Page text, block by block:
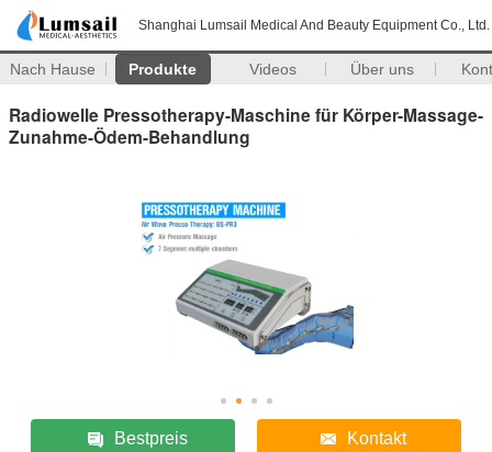
Shanghai Lumsail Medical And Beauty Equipment Co., Ltd.
Nach Hause Produkte Videos Über uns
Radiowelle Pressotherapy-Maschine für Körper-Massage-
Zunahme-Ödem-Behandlung
Bestpreis Kontakt